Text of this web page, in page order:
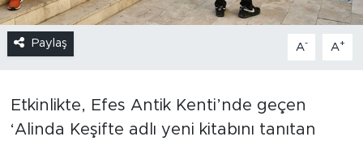
Paylaş A- A+
Etkinlikte, Efes Antik Kenti’nde geçen
‘Alinda Keşifte adlı yeni kitabını tanıtan